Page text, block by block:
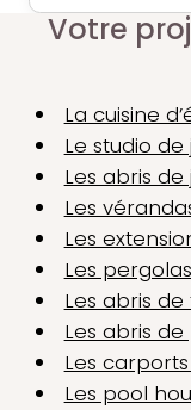
Votre
La cuisine
Le studio
Les abris
Les
Les
Les
Les abris
Les abris
Les
Les pool